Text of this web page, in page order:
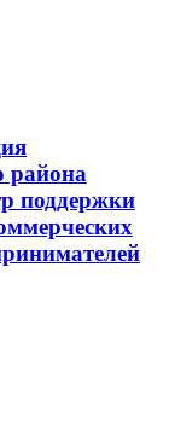
района
поддержки